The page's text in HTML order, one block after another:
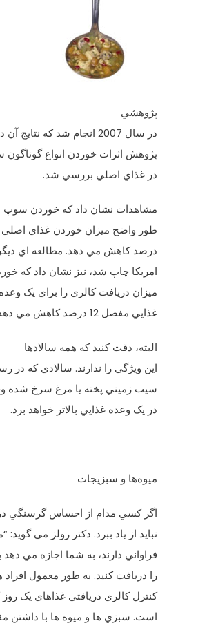
پژوهشي
در سال 2007 انجام شد که نتايج آن در نشريه “اشتها” منتشر شده است. در اين
پژوهش اثرات خوردن انواع
در غذاي اصلي بررسي شد.
مشاهدات نشان داد که خوردن سوپ
طور واضح ميزان خوردن غذاي اصلي و
درصد کاهش مي ‌دهد. مطالعه‌ اي
امريکا چاپ شد، نيز نشان داد که
ميزان دريافت کالري را براي يک وعده غذايي کوچک 7
غذايي مفصل 12 درصد کاهش مي ‌دهد.
البته، دقت کنيد که همه سالادها
اين ويژگي را ندارند. سالادي که
سيب ‌زميني پخته يا مرغ سرخ شده
در يک وعده غذايي بالاتر خواهد برد.
ميوه‌ها و سبزيجات
اگر کسي مدام از احساس گرسنگي
نبايد از ياد ببرد. دکتر رولز مي
فراواني دارند، به شما اجازه مي
را دريافت کنيد. به طور معمول
کنترل کالري دريافتي غذاهاي يک
است. سبزي ها و ميوه‌ ها با داشتن